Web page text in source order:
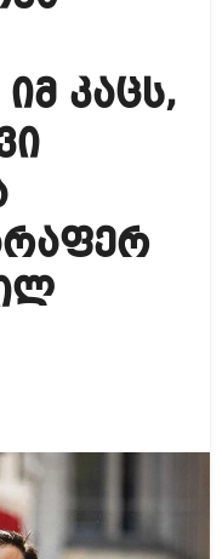
კაცს,